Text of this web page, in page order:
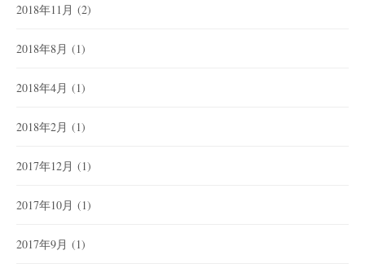
2018年11月 (2)
2018年8月 (1)
2018年4月 (1)
2018年2月 (1)
2017年12月 (1)
2017年10月 (1)
2017年9月 (1)